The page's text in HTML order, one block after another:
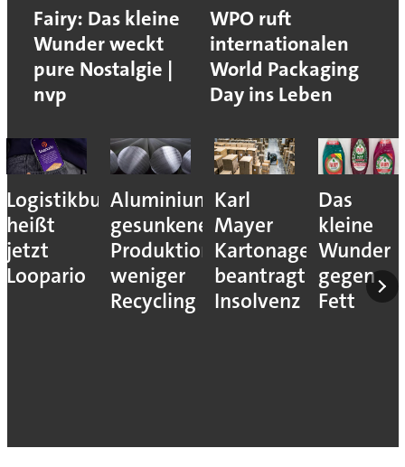
Fairy: Das kleine
Wunder weckt
pure Nostalgie |
nvp
WPO ruft
internationalen
World Packaging
Day ins Leben
Logistikbude
heißt
jetzt
Loopario
Aluminiumindustrie:
gesunkene
Produktion,
weniger
Recycling
Karl
Mayer
Kartonagenfabrik
beantragt
Insolvenz
Das
kleine
Wunder
gegen
Fett